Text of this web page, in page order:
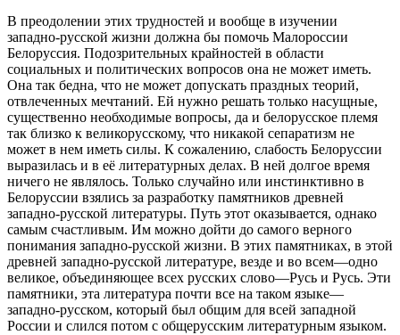
В преодолении этих трудностей и вообще в изучении
западно-русской жизни должна бы помочь Малороссии
Белоруссия. Подозрительных крайностей в области
социальных и политических вопросов она не может иметь.
Она так бедна, что не может допускать праздных теорий,
отвлеченных мечтаний. Ей нужно решать только насущные,
существенно необходимые вопросы, да и белорусское племя
так близко к великорусскому, что никакой сепаратизм не
может в нем иметь силы. К сожалению, слабость Белоруссии
выразилась и в её литературных делах. В ней долгое время
ничего не являлось. Только случайно или инстинктивно в
Белоруссии взялись за разработку памятников древней
западно-русской литературы. Путь этот оказывается, однако
самым счастливым. Им можно дойти до самого верного
понимания западно-русской жизни. В этих памятниках, в этой
древней западно-русской литературе, везде и во всем—одно
великое, объединяющее всех русских слово—Русь и Русь. Эти
памятники, эта литература почти все на таком языке—
западно-русском, который был общим для всей западной
России и слился потом с общерусским литературным языком.